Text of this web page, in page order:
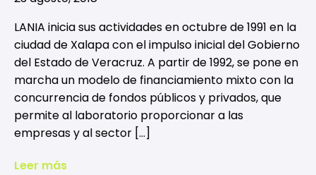
LANIA inicia sus actividades en octubre de 1991 en la
ciudad de Xalapa con el impulso inicial del Gobierno
del Estado de Veracruz. A partir de 1992, se pone en
marcha un modelo de financiamiento mixto con la
concurrencia de fondos públicos y privados, que
permite al laboratorio proporcionar a las
empresas y al sector […]
Leer más